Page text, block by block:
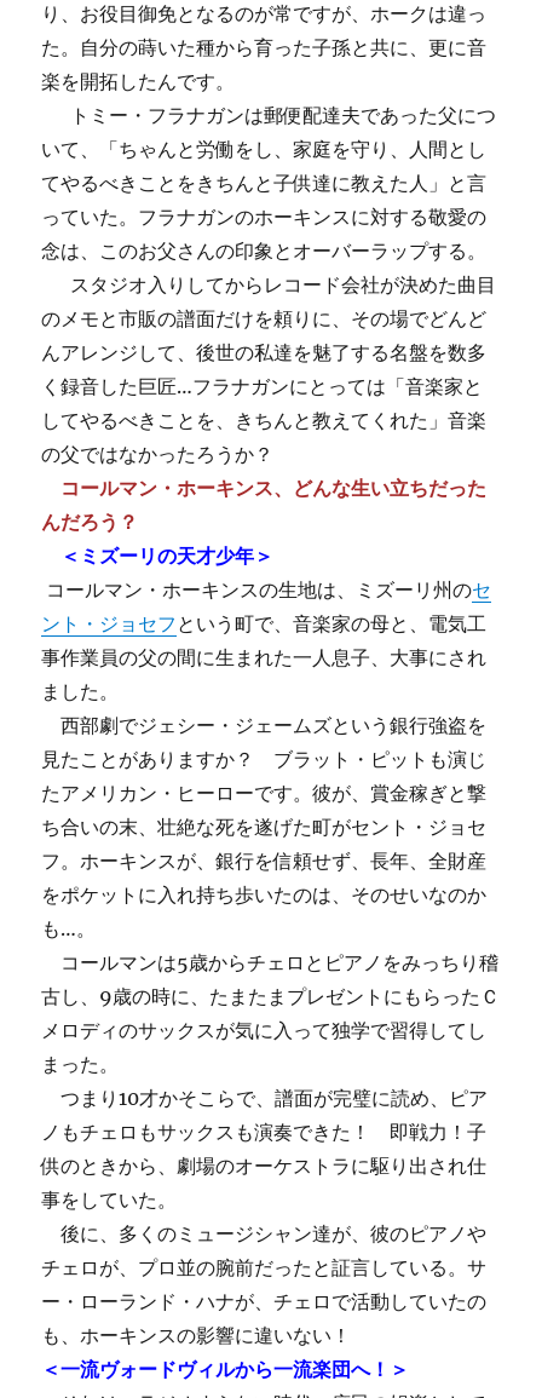
り、お役目御免となるのが常ですが、ホークは違っ
た。自分の蒔いた種から育った子孫と共に、更に音
楽を開拓したんです。
トミー・フラナガンは郵便配達夫であった父につ
いて、「ちゃんと労働をし、家庭を守り、人間とし
てやるべきことをきちんと子供達に教えた人」と言
っていた。フラナガンのホーキンスに対する敬愛の
念は、このお父さんの印象とオーバーラップする。
スタジオ入りしてからレコード会社が決めた曲目
のメモと市販の譜面だけを頼りに、その場でどんど
んアレンジして、後世の私達を魅了する名盤を数多
く録音した巨匠…フラナガンにとっては「音楽家と
してやるべきことを、きちんと教えてくれた」音楽
の父ではなかったろうか？
コールマン・ホーキンス、どんな生い立ちだった
んだろう？
＜ミズーリの天才少年＞
コールマン・ホーキンスの生地は、ミズーリ州のセ
ント・ジョセフ という町で、音楽家の母と、電気工
事作業員の父の間に生まれた一人息子、大事にされ
ました。
西部劇でジェシー・ジェームズという銀行強盗を
見たことがありますか？ ブラット・ピットも演じ
たアメリカン・ヒーローです。彼が、賞金稼ぎと撃
ち合いの末、壮絶な死を遂げた町がセント・ジョセ
フ。ホーキンスが、銀行を信頼せず、長年、全財産
をポケットに入れ持ち歩いたのは、そのせいなのか
も…。
コールマンは5歳からチェロとピアノをみっちり稽
古し、9歳の時に、たまたまプレゼントにもらったＣ
メロディのサックスが気に入って独学で習得してし
まった。
つまり10才かそこらで、譜面が完璧に読め、ピア
ノもチェロもサックスも演奏できた！ 即戦力！子
供のときから、劇場のオーケストラに駆り出され仕
事をしていた。
後に、多くのミュージシャン達が、彼のピアノや
チェロが、プロ並の腕前だったと証言している。サ
ー・ローランド・ハナが、チェロで活動していたの
も、ホーキンスの影響に違いない！
＜一流ヴォードヴィルから一流楽団へ！＞